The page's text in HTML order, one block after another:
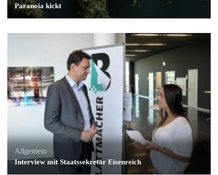
Paranoia kickt
Allgemein
Interview mit Staatssekretär Eisenreich